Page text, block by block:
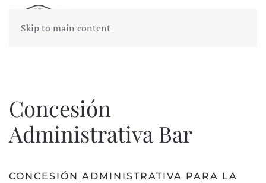
Skip to main content
Concesión
Administrativa Bar
CONCESIÓN ADMINISTRATIVA PARA LA